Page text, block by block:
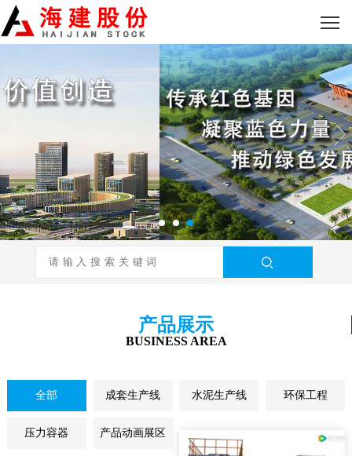
产品展示
BUSINESS AREA
全部 成套生产线 水泥生产线 环保工程
压力容器 产品动画展区